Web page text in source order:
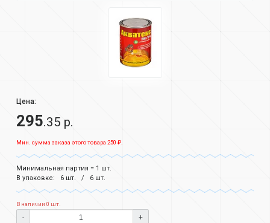
Цена:
295.35 р.
Мин. сумма заказа этого товара 250 ₽.
Минимальная партия = 1 шт.
В упаковке:
6 шт. 6 шт.
В наличии 0 шт.
- +